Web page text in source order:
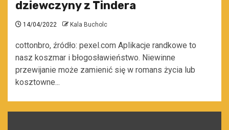
dziewczyny z Tindera
14/04/2022 Kala Bucholc
cottonbro, źródło: pexel.com Aplikacje randkowe to
nasz koszmar i błogosławieństwo. Niewinne
przewijanie może zamienić się w romans życia lub
kosztowne...